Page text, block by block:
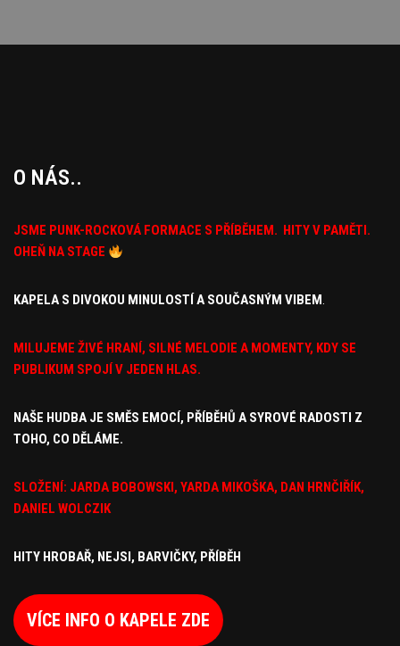
O NÁS..
JSME PUNK-ROCKOVÁ FORMACE S PŘÍBĚHEM. HITY V PAMĚTI.
OHEŇ NA STAGE
KAPELA S DIVOKOU MINULOSTÍ A SOUČASNÝM VIBEM.
MILUJEME ŽIVÉ HRANÍ, SILNÉ MELODIE A MOMENTY, KDY SE
PUBLIKUM SPOJÍ V JEDEN HLAS.
NAŠE HUDBA JE SMĚS EMOCÍ, PŘÍBĚHŮ A SYROVÉ RADOSTI Z
TOHO, CO DĚLÁME.
SLOŽENÍ: JARDA BOBOWSKI, YARDA MIKOŠKA, DAN HRNČIŘÍK,
DANIEL WOLCZIK
HITY HROBAŘ, NEJSI, BARVIČKY, PŘÍBĚH
VÍCE INFO O KAPELE ZDE